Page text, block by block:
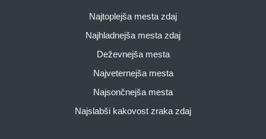
Najtoplejša mesta zdaj
Najhladnejša mesta zdaj
Deževnejša mesta
Najveternejša mesta
Najsončnejša mesta
Najslabši kakovost zraka zdaj